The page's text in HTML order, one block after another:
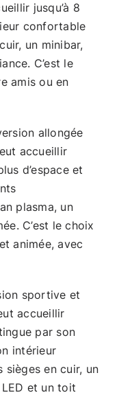
jusqu’à 8
confortable
un minibar,
C’est le
amis ou en
allongée
accueillir
d’espace et
plasma, un
C’est le choix
animée, avec
sportive et
accueillir
par son
intérieur
sièges en cuir, un
et un toit